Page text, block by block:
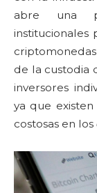
abre una
de la custodia
inversores
ya que existen
costosas en los